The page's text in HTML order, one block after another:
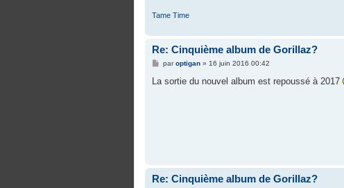
Tame Time
Re: Cinquième album de Gorillaz?
M
s
paroptigan» 16 juin 2016 00:42
La sortie du nouvel album est repoussé à 2017
Re: Cinquième album de Gorillaz?